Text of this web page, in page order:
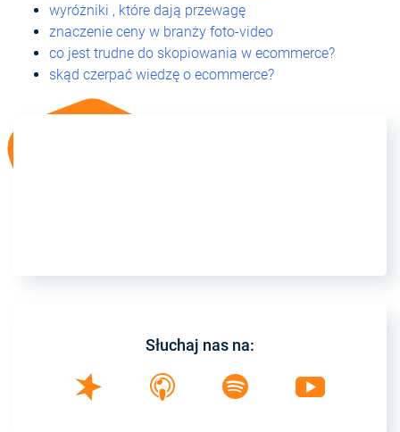
wyróżniki , które dają przewagę
znaczenie ceny w branży foto-video
co jest trudne do skopiowania w ecommerce?
skąd czerpać wiedzę o ecommerce?
Słuchaj nas na: